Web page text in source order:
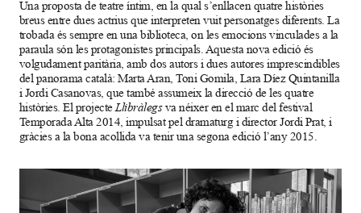
Una proposta de teatre íntim, en la qual s’enllacen quatre històries
breus entre dues actrius que interpreten vuit personatges diferents. La
trobada és sempre en una biblioteca, on les emocions vinculades a la
paraula són les protagonistes principals. Aquesta nova edició és
volgudament paritària, amb dos autors i dues autores imprescindibles
del panorama català: Marta Aran, Toni Gomila, Lara Díez Quintanilla
i Jordi Casanovas, que també assumeix la direcció de les quatre
històries. El projecteLlibràlegsva néixer en el marc del festival
Temporada Alta 2014, impulsat pel dramaturg i director Jordi Prat, i
gràcies a la bona acollida va tenir una segona edició l’any 2015.